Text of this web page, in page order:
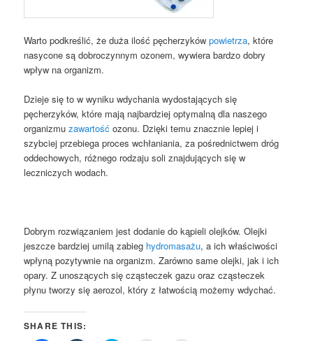
Warto podkreślić, że duża ilość pęcherzykówpowietrza, które
nasycone są dobroczynnym ozonem, wywiera bardzo dobry
wpływ na organizm.
Dzieje się to w wyniku wdychania wydostających się
pęcherzyków, które mają najbardziej optymalną dla naszego
organizmuzawartość ozonu. Dzięki temu znacznie lepiej i
szybciej przebiega proces wchłaniania, za pośrednictwem dróg
oddechowych, różnego rodzaju soli znajdujących się w
leczniczych wodach.
Dobrym rozwiązaniem jest dodanie do kąpieli olejków. Olejki
jeszcze bardziej umilą zabieg hydromasażu, a ich właściwości
wpłyną pozytywnie na organizm. Zarówno same olejki, jak i ich
opary. Z unoszących się cząsteczek gazu oraz cząsteczek
płynu tworzy się aerozol, który z łatwością możemy wdychać.
SHARE THIS: